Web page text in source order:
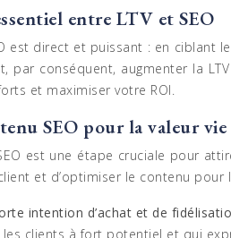
entre LTV et SEO
est direct et puissant : en
par conséquent, augmenter la
et maximiser votre ROI.
SEO pour la valeur
est une étape cruciale pour
et d’optimiser le contenu
intention d’achat et de
clients à fort potentiel et qui